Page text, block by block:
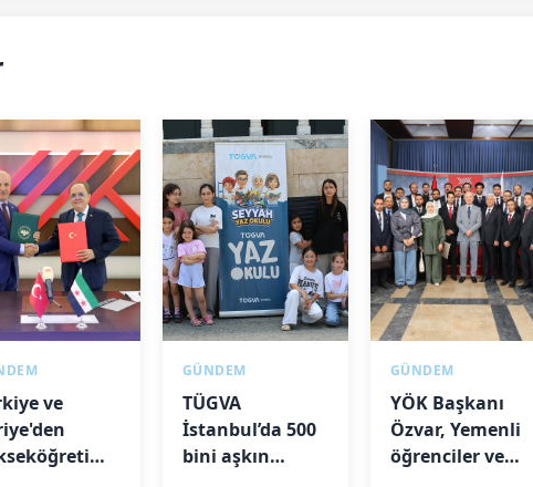
ve
GÜNDEM
TÜGVA
İstanbul’da 500
bini aşkın
GÜNDEM
YÖK Başkanı
Özvar, Yemenli
öğrenciler ve